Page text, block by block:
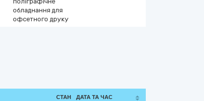
обладнання для
офсетного друку
СТАН ДАТА ТА ЧАС